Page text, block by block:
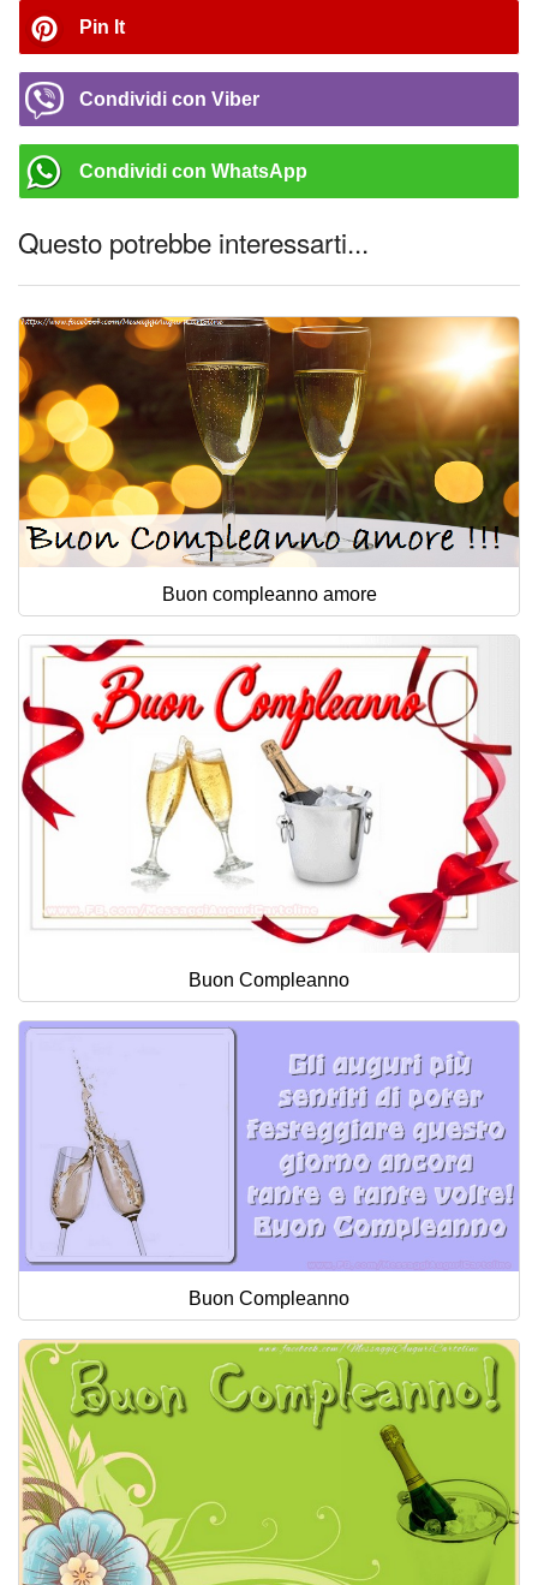
Pin It
Condividi con Viber
Condividi con WhatsApp
Questo potrebbe interessarti...
Buon compleanno amore
Buon Compleanno
Buon Compleanno